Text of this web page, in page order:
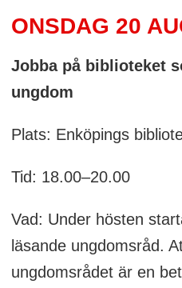
ONSDAG 20
Jobba på biblioteket
ungdom
Plats: Enköpings
Tid: 18.00–20.00
Vad: Under hösten
läsande ungdomsråd.
ungdomsrådet är en